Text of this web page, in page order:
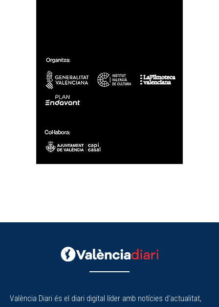
València Diari és el diari digital líder amb notícies d'actualitat,